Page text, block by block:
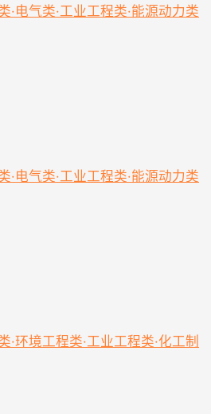
·电气类·工业工程类·能源动力类
·电气类·工业工程类·能源动力类
·环境工程类·工业工程类·化工制